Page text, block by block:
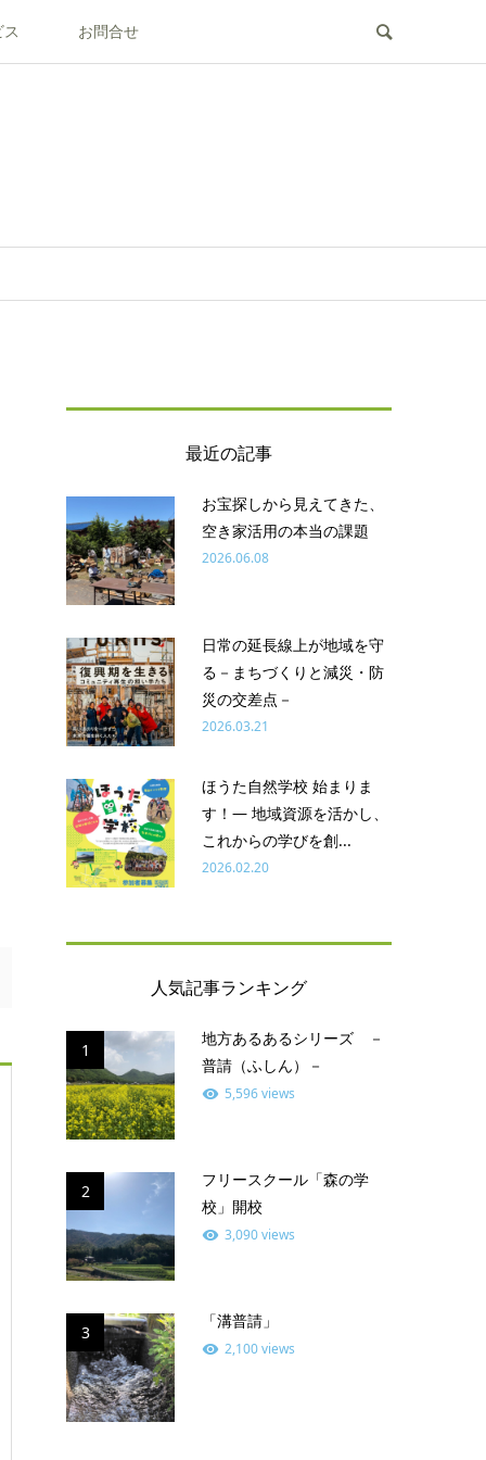
お問合せ
最近の記事
お宝探しから見えてきた、
空き家活用の本当の課題
2026.06.08
日常の延長線上が地域を守
る－まちづくりと減災・防
災の交差点－
2026.03.21
ほうた自然学校 始まりま
す！― 地域資源を活かし、
これからの学びを創...
2026.02.20
人気記事ランキング
1
地方あるあるシリーズ －
普請（ふしん）－
5,596 views
2
フリースクール「森の学
校」開校
3,090 views
3
「溝普請」
2,100 views